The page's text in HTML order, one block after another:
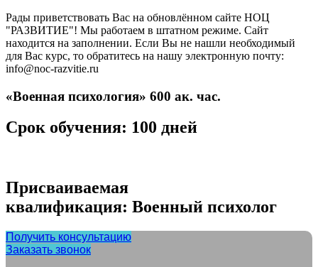
Рады приветствовать Вас на обновлённом сайте НОЦ
"РАЗВИТИЕ"! Мы работаем в штатном режиме. Сайт
находится на заполнении. Если Вы не нашли необходимый
для Вас курс, то обратитесь на нашу электронную почту:
info@noc-razvitie.ru
«Военная психология» 600 ак. час.
Срок обучения: 100 дней
Присваиваемая
квалификация: Военный психолог
Получить консультацию
Заказать звонок